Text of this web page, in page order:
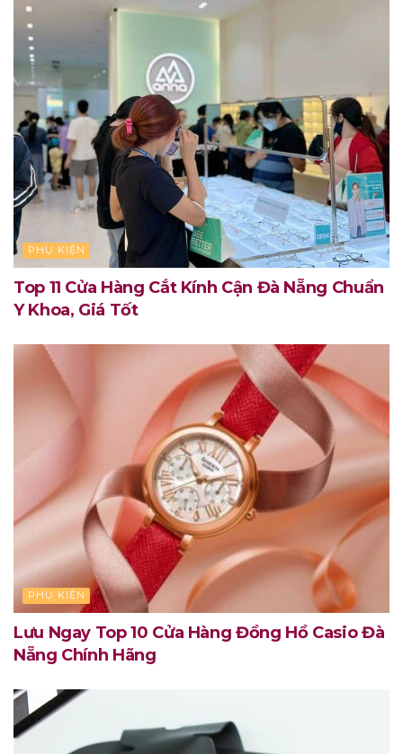
PHỤ KIỆN
Top 11 Cửa Hàng Cắt Kính Cận Đà Nẵng Chuẩn
Y Khoa, Giá Tốt
PHỤ KIỆN
Lưu Ngay Top 10 Cửa Hàng Đồng Hồ Casio Đà
Nẵng Chính Hãng